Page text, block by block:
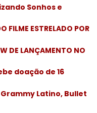
Sonhos e
FILME ESTRELADO POR
DE LANÇAMENTO NO
doação de 16
Latino, Bullet